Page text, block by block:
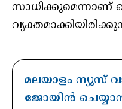
സാധിക്കുമെന്നാണ്
മലയാളം ന്യൂസ്
ജോയിൻ